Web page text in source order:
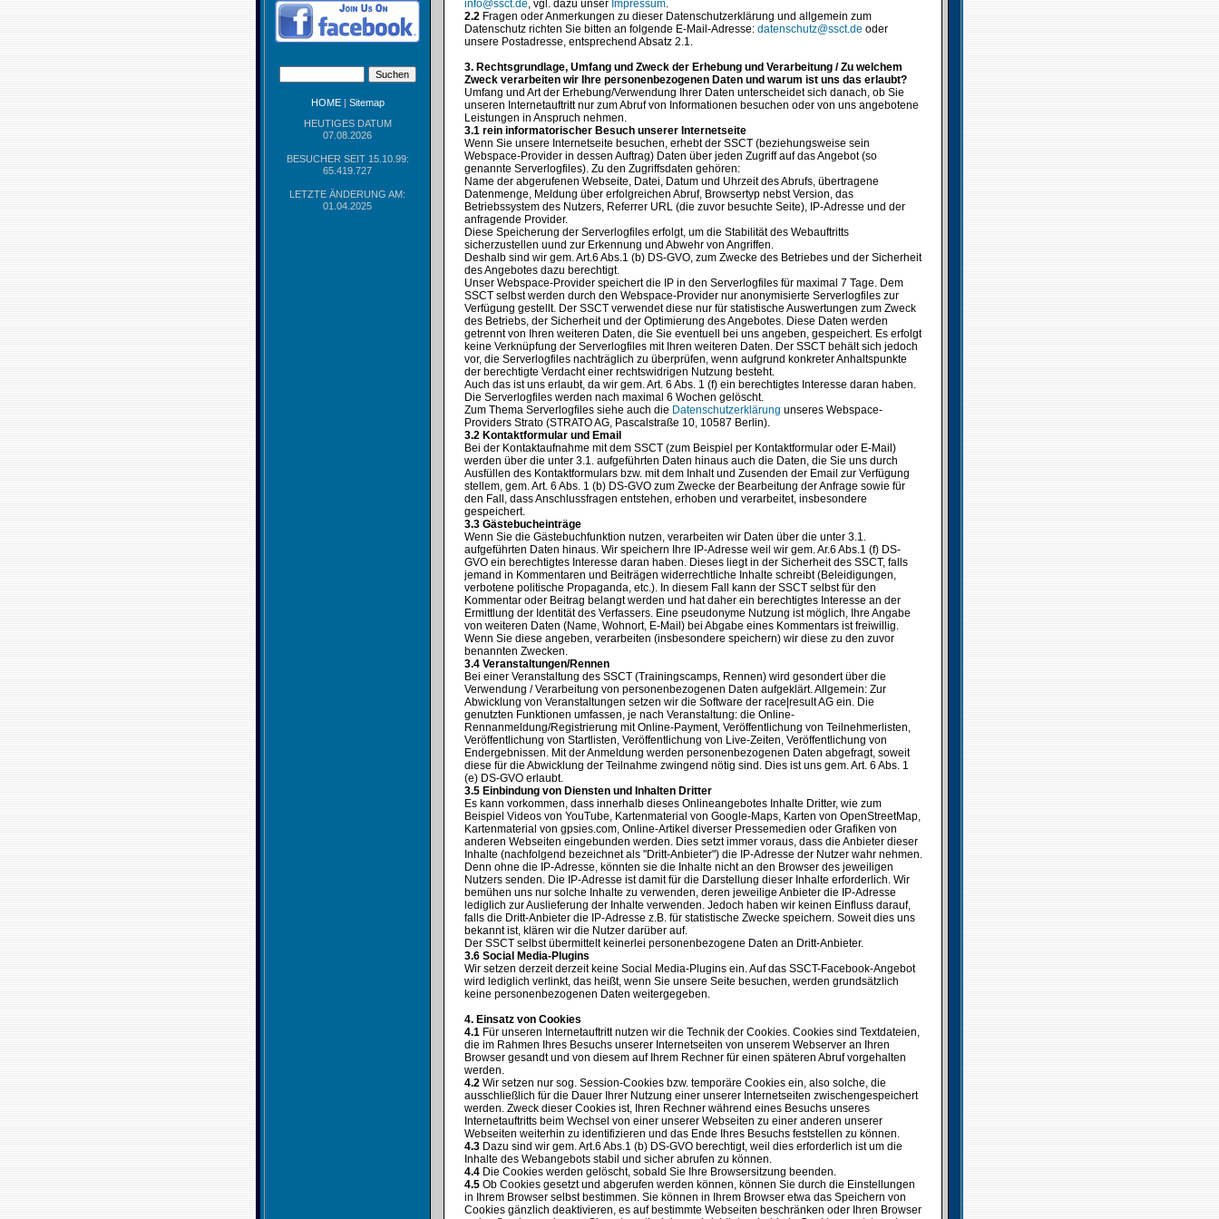
HOME| Sitemap
HEUTIGES DATUM
07.08.2026
BESUCHER SEIT 15.10.99:
65.419.727
LETZTE ÄNDERUNG AM:
01.04.2025
info@ssct.de, vgl. dazu unser Impressum.
2.2 Fragen oder Anmerkungen zu dieser Datenschutzerklärung und allgemein zum
Datenschutz richten Sie bitten an folgende E-Mail-Adresse: datenschutz@ssct.de oder
unsere Postadresse, entsprechend Absatz 2.1.
3. Rechtsgrundlage, Umfang und Zweck der Erhebung und Verarbeitung / Zu welchem
Zweck verarbeiten wir Ihre personenbezogenen Daten und warum ist uns das erlaubt?
Umfang und Art der Erhebung/Verwendung Ihrer Daten unterscheidet sich danach, ob Sie
unseren Internetauftritt nur zum Abruf von Informationen besuchen oder von uns angebotene
Leistungen in Anspruch nehmen.
3.1 rein informatorischer Besuch unserer Internetseite
Wenn Sie unsere Internetseite besuchen, erhebt der SSCT (beziehungsweise sein
Webspace-Provider in dessen Auftrag) Daten über jeden Zugriff auf das Angebot (so
genannte Serverlogfiles). Zu den Zugriffsdaten gehören:
Name der abgerufenen Webseite, Datei, Datum und Uhrzeit des Abrufs, übertragene
Datenmenge, Meldung über erfolgreichen Abruf, Browsertyp nebst Version, das
Betriebssystem des Nutzers, Referrer URL (die zuvor besuchte Seite), IP-Adresse und der
anfragende Provider.
Diese Speicherung der Serverlogfiles erfolgt, um die Stabilität des Webauftritts
sicherzustellen uund zur Erkennung und Abwehr von Angriffen.
Deshalb sind wir gem. Art.6 Abs.1 (b) DS-GVO, zum Zwecke des Betriebes und der Sicherheit
des Angebotes dazu berechtigt.
Unser Webspace-Provider speichert die IP in den Serverlogfiles für maximal 7 Tage. Dem
SSCT selbst werden durch den Webspace-Provider nur anonymisierte Serverlogfiles zur
Verfügung gestellt. Der SSCT verwendet diese nur für statistische Auswertungen zum Zweck
des Betriebs, der Sicherheit und der Optimierung des Angebotes. Diese Daten werden
getrennt von Ihren weiteren Daten, die Sie eventuell bei uns angeben, gespeichert. Es erfolgt
keine Verknüpfung der Serverlogfiles mit Ihren weiteren Daten. Der SSCT behält sich jedoch
vor, die Serverlogfiles nachträglich zu überprüfen, wenn aufgrund konkreter Anhaltspunkte
der berechtigte Verdacht einer rechtswidrigen Nutzung besteht.
Auch das ist uns erlaubt, da wir gem. Art. 6 Abs. 1 (f) ein berechtigtes Interesse daran haben.
Die Serverlogfiles werden nach maximal 6 Wochen gelöscht.
Zum Thema Serverlogfiles siehe auch die Datenschutzerklärung unseres Webspace-
Providers Strato (STRATO AG, Pascalstraße 10, 10587 Berlin).
3.2 Kontaktformular und Email
Bei der Kontaktaufnahme mit dem SSCT (zum Beispiel per Kontaktformular oder E-Mail)
werden über die unter 3.1. aufgeführten Daten hinaus auch die Daten, die Sie uns durch
Ausfüllen des Kontaktformulars bzw. mit dem Inhalt und Zusenden der Email zur Verfügung
stellem, gem. Art. 6 Abs. 1 (b) DS-GVO zum Zwecke der Bearbeitung der Anfrage sowie für
den Fall, dass Anschlussfragen entstehen, erhoben und verarbeitet, insbesondere
gespeichert.
3.3 Gästebucheinträge
Wenn Sie die Gästebuchfunktion nutzen, verarbeiten wir Daten über die unter 3.1.
aufgeführten Daten hinaus. Wir speichern Ihre IP-Adresse weil wir gem. Ar.6 Abs.1 (f) DS-
GVO ein berechtigtes Interesse daran haben. Dieses liegt in der Sicherheit des SSCT, falls
jemand in Kommentaren und Beiträgen widerrechtliche Inhalte schreibt (Beleidigungen,
verbotene politische Propaganda, etc.). In diesem Fall kann der SSCT selbst für den
Kommentar oder Beitrag belangt werden und hat daher ein berechtigtes Interesse an der
Ermittlung der Identität des Verfassers. Eine pseudonyme Nutzung ist möglich, Ihre Angabe
von weiteren Daten (Name, Wohnort, E-Mail) bei Abgabe eines Kommentars ist freiwillig.
Wenn Sie diese angeben, verarbeiten (insbesondere speichern) wir diese zu den zuvor
benannten Zwecken.
3.4 Veranstaltungen/Rennen
Bei einer Veranstaltung des SSCT (Trainingscamps, Rennen) wird gesondert über die
Verwendung / Verarbeitung von personenbezogenen Daten aufgeklärt. Allgemein: Zur
Abwicklung von Veranstaltungen setzen wir die Software der race|result AG ein. Die
genutzten Funktionen umfassen, je nach Veranstaltung: die Online-
Rennanmeldung/Registrierung mit Online-Payment, Veröffentlichung von Teilnehmerlisten,
Veröffentlichung von Startlisten, Veröffentlichung von Live-Zeiten, Veröffentlichung von
Endergebnissen. Mit der Anmeldung werden personenbezogenen Daten abgefragt, soweit
diese für die Abwicklung der Teilnahme zwingend nötig sind. Dies ist uns gem. Art. 6 Abs. 1
(e) DS-GVO erlaubt.
3.5 Einbindung von Diensten und Inhalten Dritter
Es kann vorkommen, dass innerhalb dieses Onlineangebotes Inhalte Dritter, wie zum
Beispiel Videos von YouTube, Kartenmaterial von Google-Maps, Karten von OpenStreetMap,
Kartenmaterial von gpsies.com, Online-Artikel diverser Pressemedien oder Grafiken von
anderen Webseiten eingebunden werden. Dies setzt immer voraus, dass die Anbieter dieser
Inhalte (nachfolgend bezeichnet als "Dritt-Anbieter") die IP-Adresse der Nutzer wahr nehmen.
Denn ohne die IP-Adresse, könnten sie die Inhalte nicht an den Browser des jeweiligen
Nutzers senden. Die IP-Adresse ist damit für die Darstellung dieser Inhalte erforderlich. Wir
bemühen uns nur solche Inhalte zu verwenden, deren jeweilige Anbieter die IP-Adresse
lediglich zur Auslieferung der Inhalte verwenden. Jedoch haben wir keinen Einfluss darauf,
falls die Dritt-Anbieter die IP-Adresse z.B. für statistische Zwecke speichern. Soweit dies uns
bekannt ist, klären wir die Nutzer darüber auf.
Der SSCT selbst übermittelt keinerlei personenbezogene Daten an Dritt-Anbieter.
3.6 Social Media-Plugins
Wir setzen derzeit derzeit keine Social Media-Plugins ein. Auf das SSCT-Facebook-Angebot
wird lediglich verlinkt, das heißt, wenn Sie unsere Seite besuchen, werden grundsätzlich
keine personenbezogenen Daten weitergegeben.
4. Einsatz von Cookies
4.1 Für unseren Internetauftritt nutzen wir die Technik der Cookies. Cookies sind Textdateien,
die im Rahmen Ihres Besuchs unserer Internetseiten von unserem Webserver an Ihren
Browser gesandt und von diesem auf Ihrem Rechner für einen späteren Abruf vorgehalten
werden.
4.2 Wir setzen nur sog. Session-Cookies bzw. temporäre Cookies ein, also solche, die
ausschließlich für die Dauer Ihrer Nutzung einer unserer Internetseiten zwischengespeichert
werden. Zweck dieser Cookies ist, Ihren Rechner während eines Besuchs unseres
Internetauftritts beim Wechsel von einer unserer Webseiten zu einer anderen unserer
Webseiten weiterhin zu identifizieren und das Ende Ihres Besuchs feststellen zu können.
4.3 Dazu sind wir gem. Art.6 Abs.1 (b) DS-GVO berechtigt, weil dies erforderlich ist um die
Inhalte des Webangebots stabil und sicher abrufen zu können.
4.4 Die Cookies werden gelöscht, sobald Sie Ihre Browsersitzung beenden.
4.5 Ob Cookies gesetzt und abgerufen werden können, können Sie durch die Einstellungen
in Ihrem Browser selbst bestimmen. Sie können in Ihrem Browser etwa das Speichern von
Cookies gänzlich deaktivieren, es auf bestimmte Webseiten beschränken oder Ihren Browser